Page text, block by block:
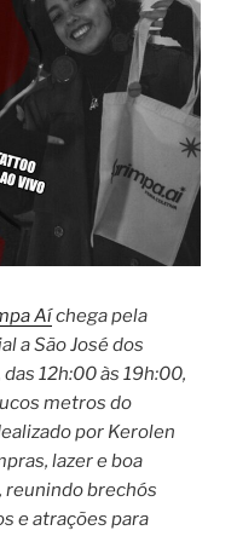
Aíchega pela
a São José dos
12h:00 às 19h:00,
metros do
por Kerolen
lazer e boa
reunindo brechós
e atrações para